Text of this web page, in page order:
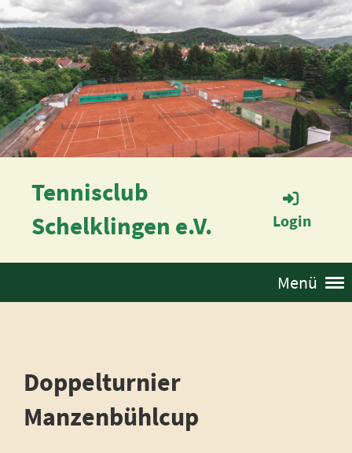
Tennisclub
Schelklingen e.V.
Login
Menü
Doppelturnier
Manzenbühlcup